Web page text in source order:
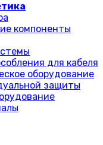
компоненты
для кабеля
оборудование
защиты